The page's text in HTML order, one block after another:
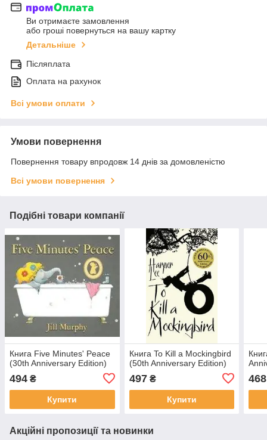
Ви отримаєте замовлення
або гроші повернуться на вашу картку
Детальніше
Післяплата
Оплата на рахунок
Всі умови оплати
Умови повернення
Повернення товару впродовж 14 днів за домовленістю
Всі умови повернення
Подібні товари компанії
Книга Five Minutes' Peace
(30th Anniversary Edition)
494 ₴
Купити
Книга To Kill a Mockingbird
(50th Anniversary Edition)
497₴
Купити
468
Акційні пропозиції та новинки